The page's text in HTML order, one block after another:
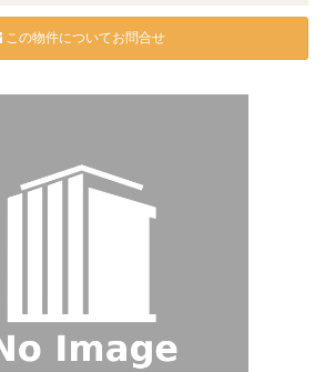
この物件についてお問合せ